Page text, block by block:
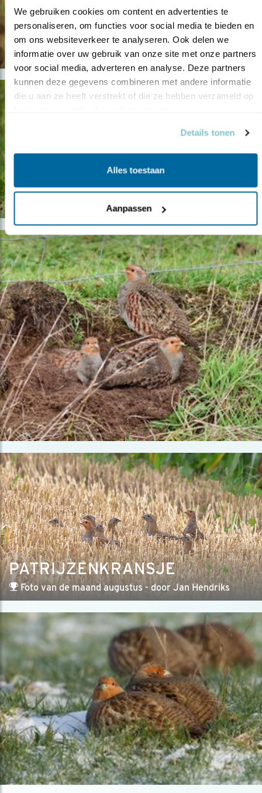
We gebruiken cookies om content en advertenties te
personaliseren, om functies voor social media te bieden en
om ons websiteverkeer te analyseren. Ook delen we
informatie over uw gebruik van onze site met onze partners
voor social media, adverteren en analyse. Deze partners
kunnen deze gegevens combineren met andere informatie
die u aan ze heeft verstrekt of die ze hebben verzameld op
Details tonen
Alles toestaan
Aanpassen
PATRIJZENKRANSJE
Foto van de maand augustus - door Jan Hendriks